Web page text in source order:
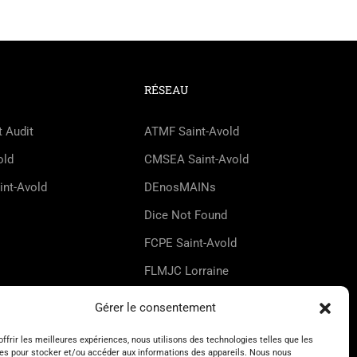
Gérer le consentement
les meilleures expériences, nous utilisons des technologies telles que les
pour stocker et/ou accéder aux informations des appareils. Nous nous
Audit
Avold
RÉSEAU
ATMF Saint-Avold
CMSEA Saint-Avold
DEnosMAINs
Dice Not Found
FCPE Saint-Avold
FLMJC Lorraine